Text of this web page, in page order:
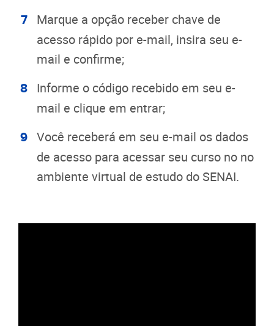
Marque a opção receber chave de
acesso rápido por e-mail, insira seu e-
mail e confirme;
Informe o código recebido em seu e-
mail e clique em entrar;
Você receberá em seu e-mail os dados
de acesso para acessar seu curso no no
ambiente virtual de estudo do SENAI.